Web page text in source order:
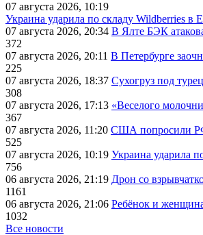
07 августа 2026, 10:19
Украина ударила по складу Wildberries в
07 августа 2026, 20:34 В Ялте БЭК
372
07 августа 2026, 20:11 В Петербурге
225
07 августа 2026, 18:37 Сухогруз под
308
07 августа 2026, 17:13 «Веселого
367
07 августа 2026, 11:20 США попросили РФ
525
07 августа 2026, 10:19 Украина ударила
756
06 августа 2026, 21:19 Дрон со
1161
06 августа 2026, 21:06 Ребёнок и
1032
Все новости